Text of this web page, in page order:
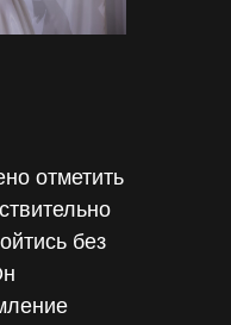
отметить
без